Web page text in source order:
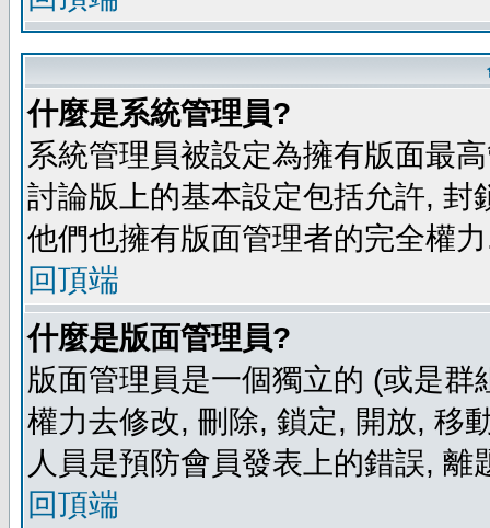
什麼是系統管理員?
系統管理員被設定為擁有版面最
討論版上的基本設定包括允許,
他們也擁有版面管理者的完全權
回頂端
什麼是版面管理員?
版面管理員是一個獨立的 (或是
權力去修改, 刪除, 鎖定, 開放, 移
人員是預防會員發表上的錯誤, 離
回頂端